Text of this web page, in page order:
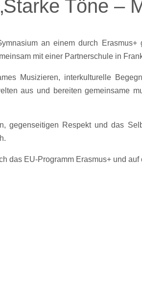
Töne –
an einem durch
mit einer Partnerschule in
Musizieren, interkulturelle
aus und bereiten gemeinsame
gegenseitigen Respekt und das
das EU-Programm Erasmus+ und